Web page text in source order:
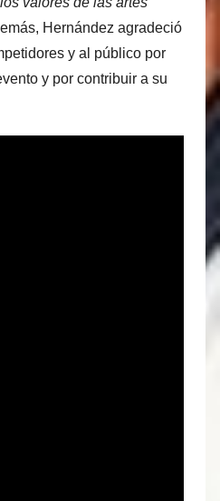
Hernández agradeció
y al público por
y por contribuir a su